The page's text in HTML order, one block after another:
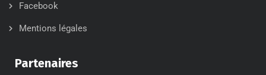
Facebook
Mentions légales
Partenaires